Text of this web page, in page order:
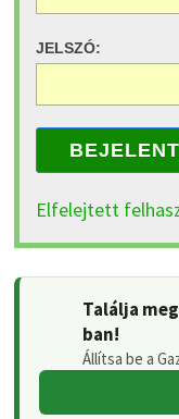
JELSZÓ:
Elfelejtett
Találja
ban!
Állítsa be a